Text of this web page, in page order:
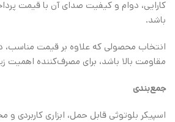
کارایی، دوام و کیفیت صدای آن با قیمت
باشد.
انتخاب محصولی که علاوه بر قیمت مناسب،
مقاومت بالا باشد، برای مصرف‌کننده اهمیت
جمع‌بندی
اسپیکر بلوتوثی قابل حمل، ابزاری کاربردی